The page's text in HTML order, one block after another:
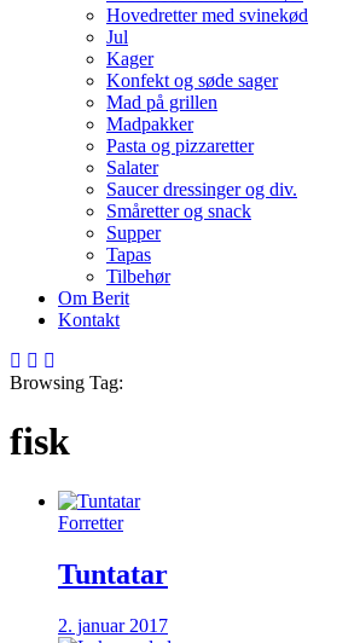
Hovedretter med svinekød
Jul
Kager
Konfekt og søde sager
Mad på grillen
Madpakker
Pasta og pizzaretter
Salater
Saucer dressinger og div.
Småretter og snack
Supper
Tapas
Tilbehør
Om Berit
Kontakt
Browsing Tag:
fisk
Forretter
Tuntatar
2. januar 2017